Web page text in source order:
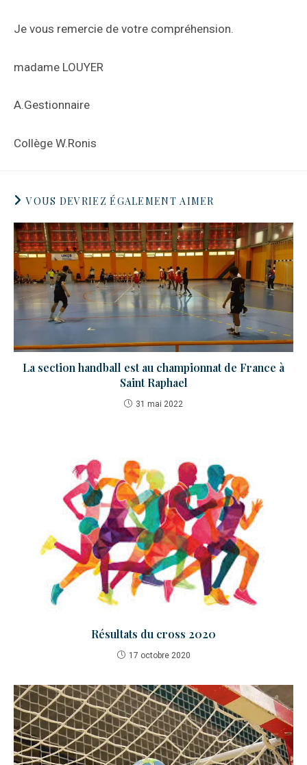
Je vous remercie de votre compréhension.
madame LOUYER
A.Gestionnaire
Collège W.Ronis
VOUS DEVRIEZ ÉGALEMENT AIMER
La section handball est au championnat de France à
Saint Raphael
31 mai 2022
Résultats du cross 2020
17 octobre 2020